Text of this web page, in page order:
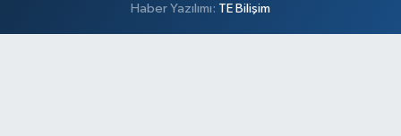
Haber Yazılımı: TE Bilişim